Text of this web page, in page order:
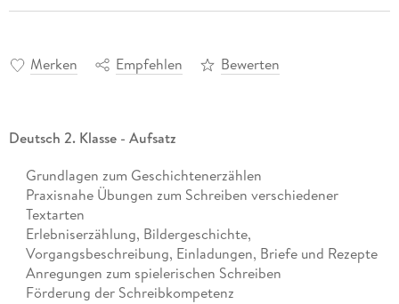
Merken Empfehlen Bewerten
Deutsch 2. Klasse - Aufsatz
Grundlagen zum Geschichtenerzählen
Praxisnahe Übungen zum Schreiben verschiedener
Textarten
Erlebniserzählung, Bildergeschichte,
Vorgangsbeschreibung, Einladungen, Briefe und Rezepte
Anregungen zum spielerischen Schreiben
Förderung der Schreibkompetenz